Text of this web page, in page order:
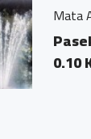
Mata
0.10